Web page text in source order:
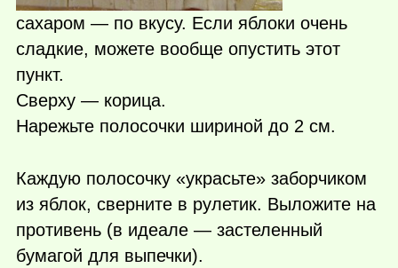
сахаром — по вкусу. Если яблоки очень
сладкие, можете вообще опустить этот
пункт.
Сверху — корица.
Нарежьте полосочки шириной до 2 см.
Каждую полосочку «украсьте» заборчиком
из яблок, сверните в рулетик. Выложите на
противень (в идеале — застеленный
бумагой для выпечки).